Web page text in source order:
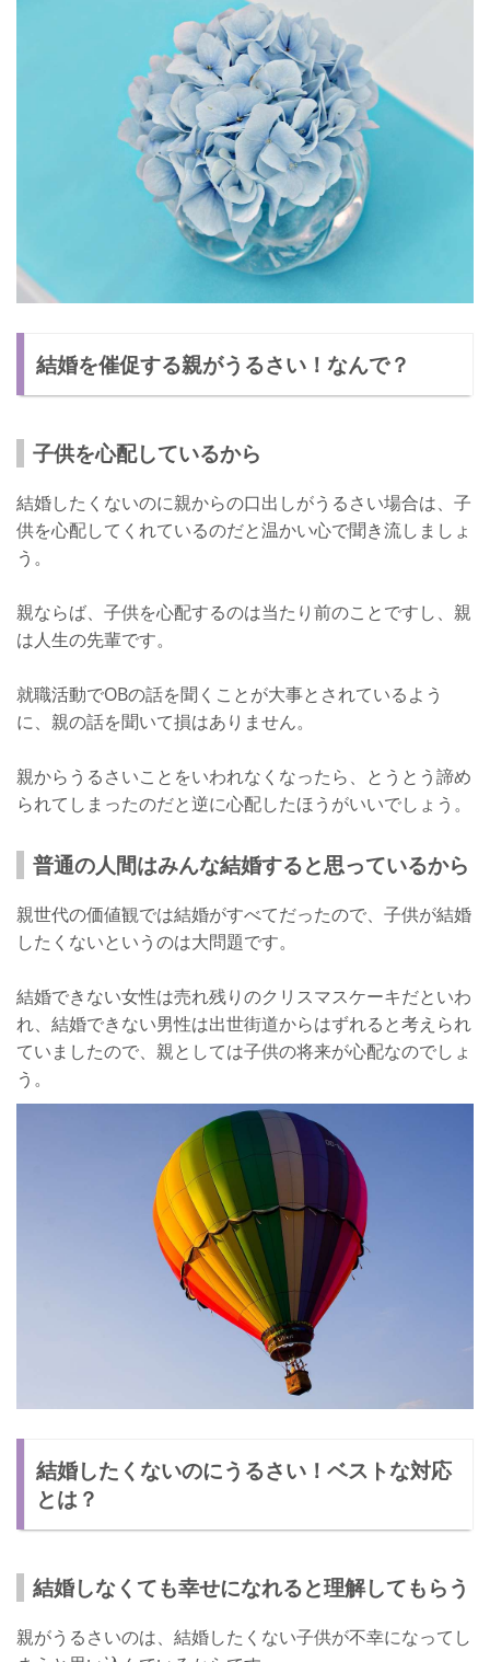
結婚を催促する親がうるさい！なんで？
子供を心配しているから
結婚したくないのに親からの口出しがうるさい場合は、子
供を心配してくれているのだと温かい心で聞き流しましょ
う。
親ならば、子供を心配するのは当たり前のことですし、親
は人生の先輩です。
就職活動でOBの話を聞くことが大事とされているよう
に、親の話を聞いて損はありません。
親からうるさいことをいわれなくなったら、とうとう諦め
られてしまったのだと逆に心配したほうがいいでしょう。
普通の人間はみんな結婚すると思っているから
親世代の価値観では結婚がすべてだったので、子供が結婚
したくないというのは大問題です。
結婚できない女性は売れ残りのクリスマスケーキだといわ
れ、結婚できない男性は出世街道からはずれると考えられ
ていましたので、親としては子供の将来が心配なのでしょ
う。
結婚したくないのにうるさい！ベストな対応
とは？
結婚しなくても幸せになれると理解してもらう
親がうるさいのは、結婚したくない子供が不幸になってし